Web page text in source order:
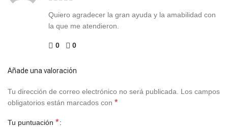
Quiero agradecer la gran ayuda y la amabilidad con
la que me atendieron.
0 0
Añade una valoración
Tu dirección de correo electrónico no será publicada.
Los campos
obligatorios están marcados con *
Tu puntuación *